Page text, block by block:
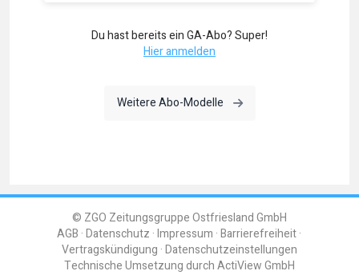
Du hast bereits ein GA-Abo? Super!
Hier anmelden
Weitere Abo-Modelle
© ZGO Zeitungsgruppe Ostfriesland GmbH
AGB Datenschutz Impressum Barrierefreiheit
Vertragskündigung Datenschutzeinstellungen
Technische Umsetzung durchActiView GmbH